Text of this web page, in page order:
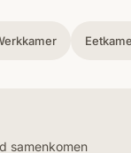
samenkomen